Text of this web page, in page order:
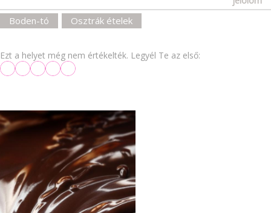
Boden-tó Osztrák ételek
Ezt a helyet még nem értékelték. Legyél Te az első: